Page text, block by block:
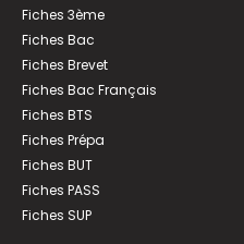
Fiches 3ème
Fiches Bac
Fiches Brevet
Fiches Bac Français
Fiches BTS
Fiches Prépa
Fiches BUT
Fiches PASS
Fiches SUP